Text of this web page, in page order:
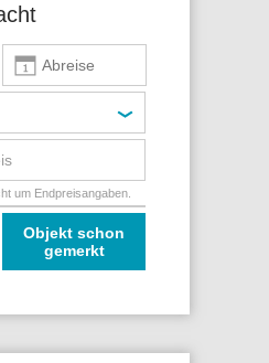
um Endpreisangaben.
Objekt schon
gemerkt